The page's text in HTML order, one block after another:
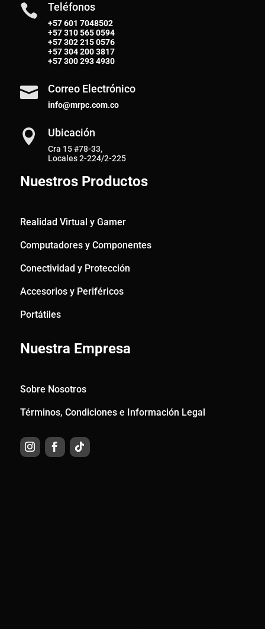
 Teléfonos
+57 601 7048502
+57310 565 0594
+57302 215 0576
+57304 200 3817
+57300 293 4930
 Correo Electrónico
info@mrpc.com.co
 Ubicación
Cra 15 #78-33,
Locales 2-224/2-225
Nuestros Productos
Realidad Virtual y Gamer
Computadores y Componentes
Conectividad y Protección
Accesorios y Periféricos
Portátiles
Nuestra Empresa
Sobre Nosotros
Términos, Condiciones e Información Legal